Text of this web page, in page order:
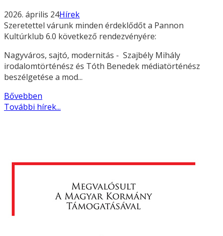
2026. április 24Hírek
Szeretettel várunk minden érdeklődőt a Pannon
Kultúrklub 6.0 következő rendezvényére:
Nagyváros, sajtó, modernitás - Szajbély Mihály
irodalomtörténész és Tóth Benedek médiatörténész
beszélgetése a mod...
Bővebben
További hírek...